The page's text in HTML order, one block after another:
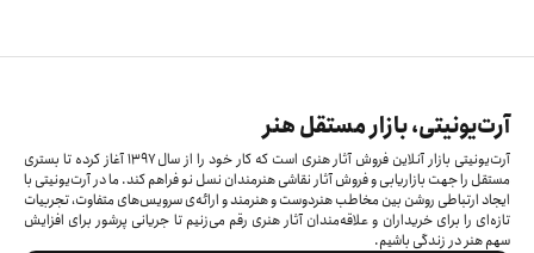
آرت‌یونیتی، بازار مستقل هنر
آرت‌یونیتی بازار آنلاین فروش آثار هنری است که کار خود را از سال ۱۳۹۷ آغاز کرده‌ تا بستری
مستقل را جهت بازاریابی و فروش آثار نقاشی هنرمندان نسل نو فراهم کند. ما در آرت‌یونیتی با
ایجاد ارتباطی روشن بین مخاطب هنردوست و هنرمند و ارائه‌ی سرویس‌های متفاوت، تجربیات
تازه‌ای را برای خریداران و علاقه‌مندان آثار هنری رقم می‌زنیم تا جریانی پرشور برای افزایش
سهم هنر در زندگی باشیم.